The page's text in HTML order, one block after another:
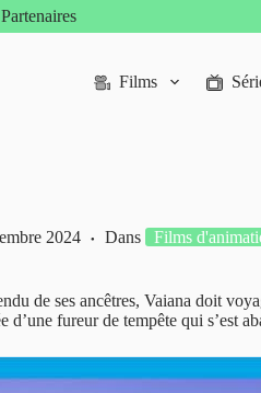
Partenaires
Films
2024 Dans Films
de ses ancêtres, Vaiana doit
fureur de tempête qui s’est